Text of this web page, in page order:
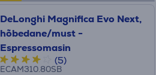
DeLonghi Magnifica Evo Next,
hõbedane/must -
Espressomasin
(5)
ECAM310.80SB